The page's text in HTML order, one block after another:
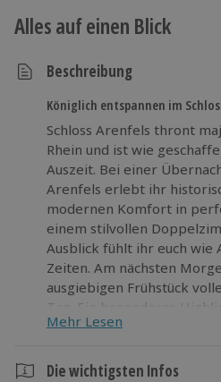
Alles auf einen Blick
Beschreibung
Königlich entspannen im
Schloss Arenfels thront
Rhein und ist wie
Auszeit. Bei einer
Arenfels erlebt ihr
modernen Komfort in
einem stilvollen
Ausblick fühlt ihr euch wie
Zeiten. Am nächsten
ausgiebigen Frühstück
Tag. Ein besonderes
Kristall Rheinpark Therme
eleganten Saunen könnt
Mehr Lesen
Die wichtigsten Infos